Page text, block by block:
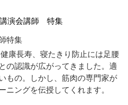
講演会講師 特集
康長寿、寝たきり防止には足腰
の認識が広がってきました。適
もの。しかし、筋肉の専門家が
ニングを伝授してくれます。